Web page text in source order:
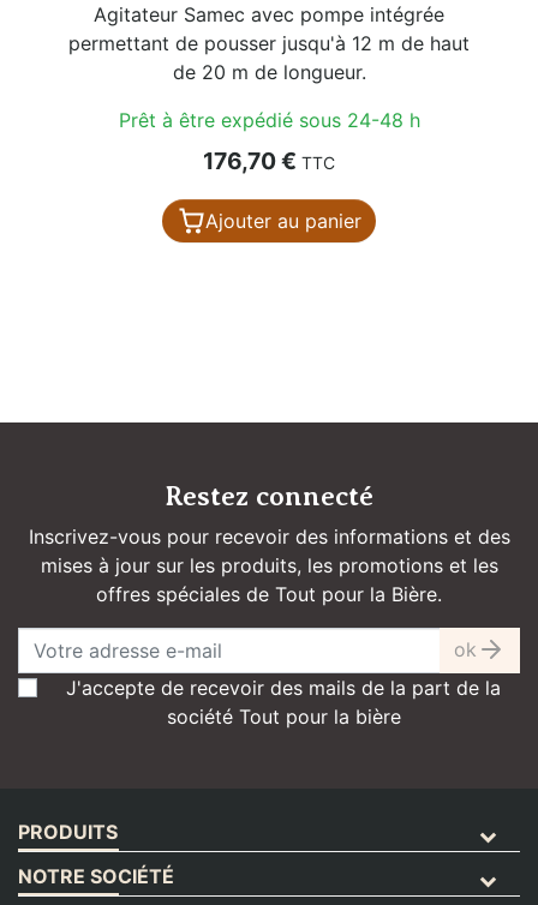
Agitateur Samec avec pompe intégrée
permettant de pousser jusqu'à 12 m de haut
de 20 m de longueur.
Prêt à être expédié sous 24-48 h
Prix
176,70 € TTC
Ajouter au panier
Restez connecté
Inscrivez-vous pour recevoir des informations et des
mises à jour sur les produits, les promotions et les
offres spéciales de Tout pour la Bière.
ok
J'accepte de recevoir des mails de la part de la
société Tout pour la bière
PRODUITS
NOTRE SOCIÉTÉ